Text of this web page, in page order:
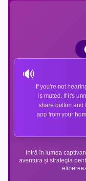
Intră în lumea
aventura și strategia
🔊
If you're not
is muted. If it's
share button and
app from your